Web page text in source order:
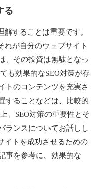
る
することは重要です。
れが自分のウェブサイト
、その投資は無駄となっ
も効果的なSEO対策が存
トのコンテンツを充実さ
することなどは、比較的
、SEO対策の重要性とそ
ランスについてお話しし
イトを成功させるための
事を参考に、効果的な